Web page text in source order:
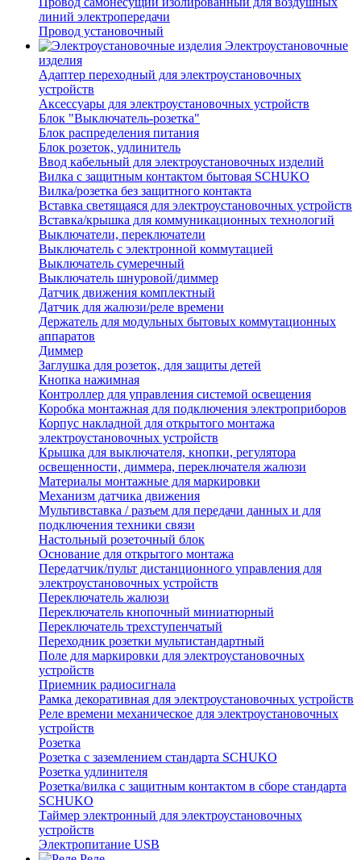
линий электропередачи
Провод установочный
Электроустановочные
изделия
Адаптер переходный для электроустановочных
устройств
Аксессуары для электроустановочных устройств
Блок "Выключатель-розетка"
Блок распределения питания
Блок розеток, удлинитель
Ввод кабельный для электроустановочных изделий
Вилка с защитным контактом бытовая SCHUKO
Вилка/розетка без защитного контакта
Вставка светящаяся для электроустановочных устройств
Вставка/крышка для коммуникационных технологий
Выключатели, переключатели
Выключатель с электронной коммутацией
Выключатель сумеречный
Выключатель шнуровой/диммер
Датчик движения комплектный
Датчик для жалюзи/реле времени
Держатель для модульных бытовых коммутационных
аппаратов
Диммер
Заглушка для розеток, для защиты детей
Кнопка нажимная
Контроллер для управления системой освещения
Коробка монтажная для подключения электроприборов
Корпус накладной для открытого монтажа
электроустановочных устройств
Крышка для выключателя, кнопки, регулятора
освещенности, диммера, переключателя жалюзи
Материалы монтажные для маркировки
Механизм датчика движения
Мультивставка / разъем для передачи данных и для
подключения техники связи
Настольный розеточный блок
Основание для открытого монтажа
Передатчик/пульт дистанционного управления для
электроустановочных устройств
Переключатель жалюзи
Переключатель кнопочный миниатюрный
Переключатель трехступенчатый
Переходник розетки мультистандартный
Поле для маркировки для электроустановочных
устройств
Приемник радиосигнала
Рамка декоративная для электроустановочных устройств
Реле времени механическое для электроустановочных
устройств
Розетка
Розетка с заземлением стандарта SCHUKO
Розетка удлинителя
Розетка/вилка с защитным контактом в сборе стандарта
SCHUKO
Таймер электронный для электроустановочных
устройств
Электропитание USB